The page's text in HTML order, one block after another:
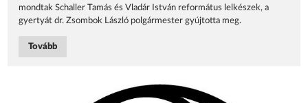
mondtak Schaller Tamás és Vladár István református lelkészek, a
gyertyát dr. Zsombok László polgármester gyújtotta meg.
Tovább